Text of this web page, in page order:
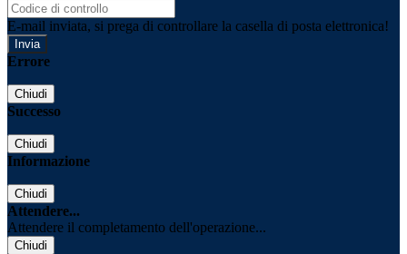
E-mail inviata, si prega di controllare la casella di posta elettronica!
Errore
Chiudi
Successo
Chiudi
Informazione
Chiudi
Attendere...
Attendere il completamento dell'operazione...
Chiudi